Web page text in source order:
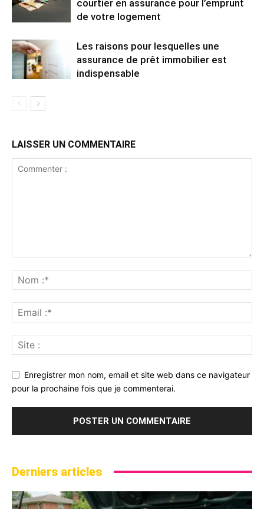
courtier en assurance pour l’emprunt
de votre logement
Les raisons pour lesquelles une
assurance de prêt immobilier est
indispensable
LAISSER UN COMMENTAIRE
Enregistrer mon nom, email et site web dans ce navigateur
pour la prochaine fois que je commenterai.
Derniers articles